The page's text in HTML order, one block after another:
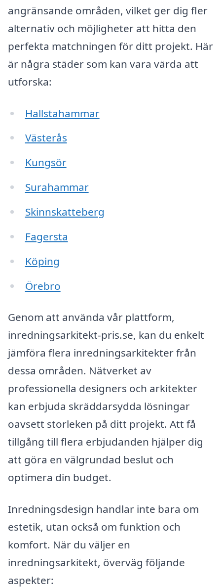
angränsande områden, vilket ger dig fler
alternativ och möjligheter att hitta den
perfekta matchningen för ditt projekt. Här
är några städer som kan vara värda att
utforska:
Hallstahammar
Västerås
Kungsör
Surahammar
Skinnskatteberg
Fagersta
Köping
Örebro
Genom att använda vår plattform,
inredningsarkitekt-pris.se, kan du enkelt
jämföra flera inredningsarkitekter från
dessa områden. Nätverket av
professionella designers och arkitekter
kan erbjuda skräddarsydda lösningar
oavsett storleken på ditt projekt. Att få
tillgång till flera erbjudanden hjälper dig
att göra en välgrundad beslut och
optimera din budget.
Inredningsdesign handlar inte bara om
estetik, utan också om funktion och
komfort. När du väljer en
inredningsarkitekt, överväg följande
aspekter: